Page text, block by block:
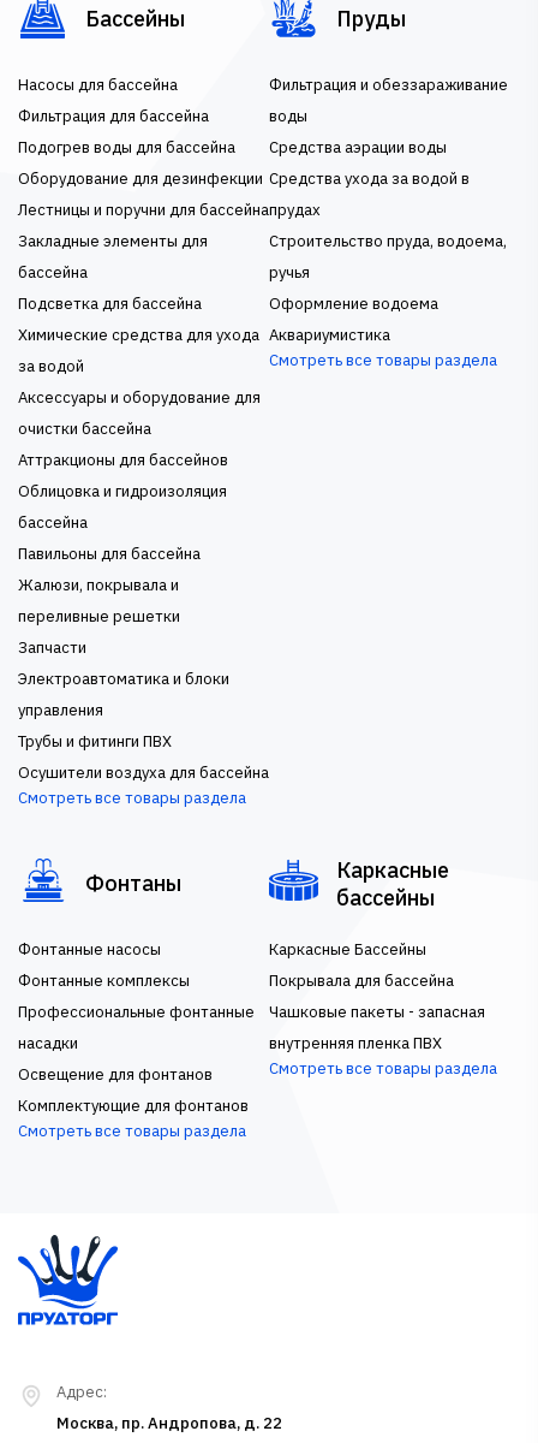
Бассейны
Насосы для бассейна
Фильтрация для бассейна
Подогрев воды для бассейна
Оборудование для дезинфекции
Лестницы и поручни для бассейна
Закладные элементы для
бассейна
Подсветка для бассейна
Химические средства для ухода
за водой
Аксессуары и оборудование для
очистки бассейна
Аттракционы для бассейнов
Облицовка и гидроизоляция
бассейна
Павильоны для бассейна
Жалюзи, покрывала и
переливные решетки
Запчасти
Электроавтоматика и блоки
управления
Трубы и фитинги ПВХ
Осушители воздуха для бассейна
Смотреть все товары раздела
Пруды
Фильтрация и обеззараживание
воды
Средства аэрации воды
Средства ухода за водой в
прудах
Строительство пруда, водоема,
ручья
Оформление водоема
Аквариумистика
Смотреть все товары раздела
Фонтаны
Фонтанные насосы
Фонтанные комплексы
Профессиональные фонтанные
насадки
Освещение для фонтанов
Комплектующие для фонтанов
Смотреть все товары раздела
Каркасные
бассейны
Каркасные Бассейны
Покрывала для бассейна
Чашковые пакеты - запасная
внутренняя пленка ПВХ
Смотреть все товары раздела
Адрес:
Москва, пр. Андропова, д. 22